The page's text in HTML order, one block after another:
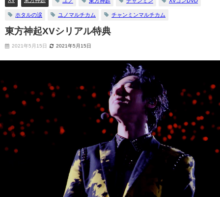
ホタルの涙 ユノマルチカム チャンミンマルチカム
東方神起XVシリアル特典
2021年5月15日 2021年5月15日